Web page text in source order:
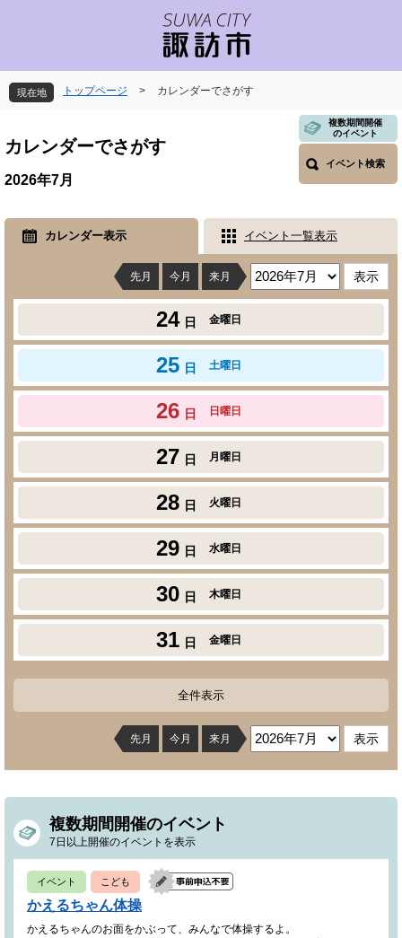
先
頭
す
を
飛
し
本
へ
現在地 トップページ > カレンダーでさがす
文
カレンダーでさがす
複数期間開催
のイベント
イベント検索
2026年7月
カレンダー表示 イベント一覧表示
先月 今月 来月
24 日 金曜日
25 日 土曜日
26 日 日曜日
27 日 月曜日
28 日 火曜日
29 日 水曜日
30 日 木曜日
31 日 金曜日
全件表示
先月 今月 来月
複数期間開催のイベント
7日以上開催のイベントを表示
イベント こども
かえるちゃん体操
かえるちゃんのお面をかぶって、みんなで体操するよ。